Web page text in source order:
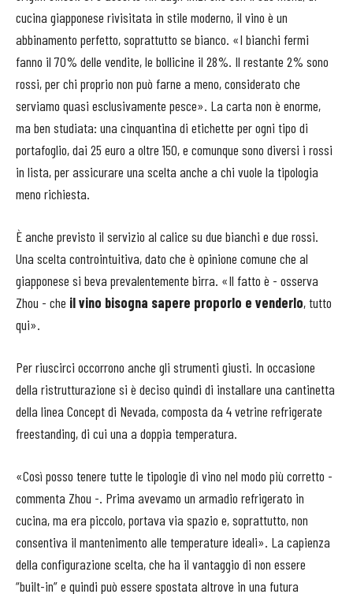
cucina giapponese rivisitata in stile moderno, il vino è un
abbinamento perfetto, soprattutto se bianco. «I bianchi fermi
fanno il 70% delle vendite, le bollicine il 28%. Il restante 2% sono
rossi, per chi proprio non può farne a meno, considerato che
serviamo quasi esclusivamente pesce». La carta non è enorme,
ma ben studiata: una cinquantina di etichette per ogni tipo di
portafoglio, dai 25 euro a oltre 150, e comunque sono diversi i rossi
in lista, per assicurare una scelta anche a chi vuole la tipologia
meno richiesta.
È anche previsto il servizio al calice su due bianchi e due rossi.
Una scelta controintuitiva, dato che è opinione comune che al
giapponese si beva prevalentemente birra. «Il fatto è - osserva
Zhou - che il vino bisogna sapere proporlo e venderlo, tutto
qui».
Per riuscirci occorrono anche gli strumenti giusti. In occasione
della ristrutturazione si è deciso quindi di installare una cantinetta
della linea Concept di Nevada, composta da 4 vetrine refrigerate
freestanding, di cui una a doppia temperatura.
«Così posso tenere tutte le tipologie di vino nel modo più corretto -
commenta Zhou -. Prima avevamo un armadio refrigerato in
cucina, ma era piccolo, portava via spazio e, soprattutto, non
consentiva il mantenimento alle temperature ideali». La capienza
della configurazione scelta, che ha il vantaggio di non essere
“built-in” e quindi può essere spostata altrove in una futura